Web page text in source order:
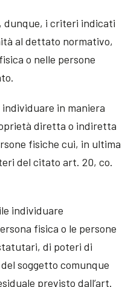
dunque, i criteri indicati
al dettato normativo,
o nelle persone
individuare in maniera
diretta o indiretta
fisiche cui, in ultima
del citato art. 20, co.
individuare
fisica o le persone
di poteri di
soggetto comunque
previsto dall’art.